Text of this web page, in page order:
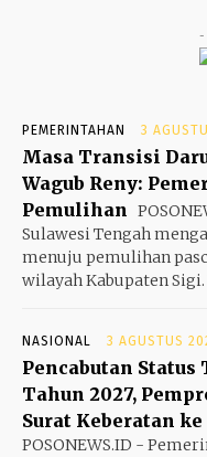
-
PEMERINTAHAN 3
Masa Transisi
Wagub Reny:
Pemulihan
Sulawesi Tengah
menuju pemulihan
wilayah Kabupaten Sigi.
NASIONAL 3 AGUSTUS
Pencabutan Status
Tahun 2027,
Surat Keberatan
POSONEWS.ID -